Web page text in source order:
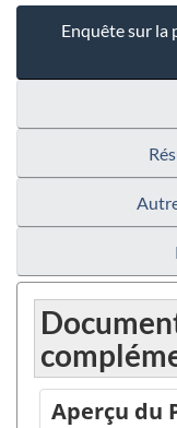
Enquête sur la
Aperçu du